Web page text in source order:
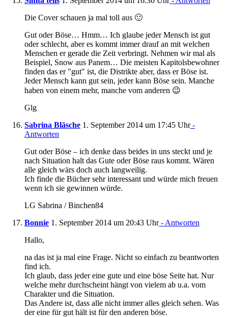
Die Cover schauen ja mal toll aus 🙂
Gut oder Böse… Hmm… Ich glaube jeder Mensch ist gut
oder schlecht, aber es kommt immer drauf an mit welchen
Menschen er gerade die Zeit verbringt. Nehmen wir mal als
Beispiel, Snow aus Panem… Die meisten Kapitolsbewohner
finden das er "gut" ist, die Distrikte aber, dass er Böse ist.
Jeder Mensch kann gut sein, jeder kann Böse sein. Manche
haben von einem mehr, manche vom anderen 😉
Glg
Sabrina Bläsche 1. September 2014 um 17:45 Uhr-
Antworten
Gut oder Böse – ich denke dass beides in uns steckt und je
nach Situation halt das Gute oder Böse raus kommt. Wären
alle gleich wärs doch auch langweilig.
Ich finde die Bücher sehr interessant und würde mich freuen
wenn ich sie gewinnen würde.
LG Sabrina / Binchen84
Bonnie 1. September 2014 um 20:43 Uhr- Antworten
Hallo,
na das ist ja mal eine Frage. Nicht so einfach zu beantworten
find ich.
Ich glaub, dass jeder eine gute und eine böse Seite hat. Nur
welche mehr durchscheint hängt von vielem ab u.a. vom
Charakter und die Situation.
Das Andere ist, dass alle nicht immer alles gleich sehen. Was
der eine für gut hält ist für den anderen böse.